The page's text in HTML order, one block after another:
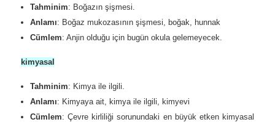
Tahminim: Boğazın şişmesi.
Anlamı: Boğaz mukozasının şişmesi, boğak, hunnak
Cümlem: Anjin olduğu için bugün okula gelemeyecek.
kimyasal
Tahminim: Kimya ile ilgili.
Anlamı: Kimyaya ait, kimya ile ilgili, kimyevi
Cümlem: Çevre kirliliği sorunundaki en büyük etken kimyasal